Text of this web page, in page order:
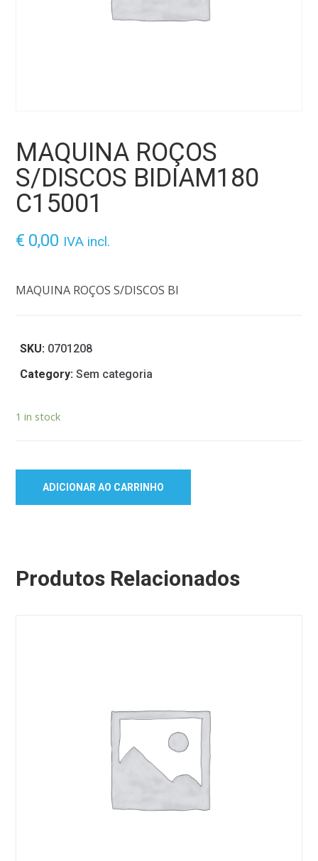
MAQUINA ROÇOS
S/DISCOS BIDIAM180
C15001
€ 0,00 IVA incl.
MAQUINA ROÇOS S/DISCOS BI
SKU: 0701208
Category:Sem categoria
1 in stock
ADICIONAR AO CARRINHO
Produtos Relacionados